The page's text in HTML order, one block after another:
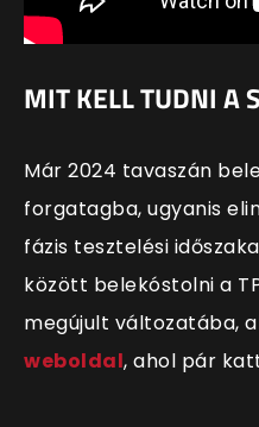
MIT KELL TUDNI A
Már 2024 tavaszán
forgatagba, ugyanis
fázis tesztelési
között belekóstolni a
megújult változatába,
weboldal, ahol pár